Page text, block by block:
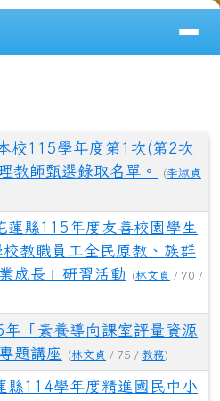
⏸
校115學年度第1次(第2次
教師甄選錄取名單。
(李淑貞
蓮縣115年度友善校園學生
教職員工全民原教、族群
成長」研習活動
(林文貞 / 70 /
年「素養導向課室評量資源
題講座
(林文貞 / 75 / 教務)
縣114學年度精進國民中小